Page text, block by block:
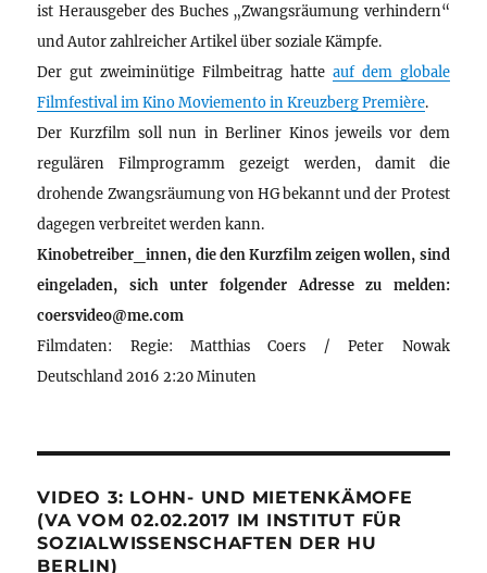
ist Herausgeber des Buches „Zwangsräumung verhindern“
und Autor zahlreicher Artikel über soziale Kämpfe.
Der gut zweiminütige Filmbeitrag hatte auf dem globale
Filmfestival im Kino Moviemento in Kreuzberg Première.
Der Kurzfilm soll nun in Berliner Kinos jeweils vor dem
regulären Filmprogramm gezeigt werden, damit die
drohende Zwangsräumung von HG bekannt und der Protest
dagegen verbreitet werden kann.
Kinobetreiber_innen, die den Kurzfilm zeigen wollen, sind
eingeladen, sich unter folgender Adresse zu melden:
coersvideo@me.com
Filmdaten: Regie: Matthias Coers / Peter Nowak
Deutschland 2016 2:20 Minuten
VIDEO 3: LOHN- UND MIETENKÄMOFE
(VA VOM 02.02.2017 IM INSTITUT FÜR
SOZIALWISSENSCHAFTEN DER HU
BERLIN)